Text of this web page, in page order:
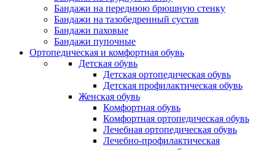
Бандажи на переднюю брюшную стенку
Бандажи на тазобедренный сустав
Бандажи паховые
Бандажи пупочные
Ортопедическая и комфортная обувь
Детская обувь
Детская ортопедическая обувь
Детская профилактическая обувь
Женская обувь
Комфортная обувь
Комфортная ортопедическая обувь
Лечебная ортопедическая обувь
Лечебно-профилактическая